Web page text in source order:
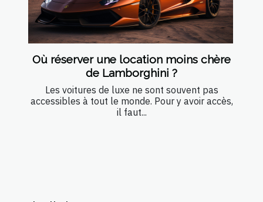
Où réserver une location moins chère
de Lamborghini ?
Les voitures de luxe ne sont souvent pas
accessibles à tout le monde. Pour y avoir accès,
il faut...